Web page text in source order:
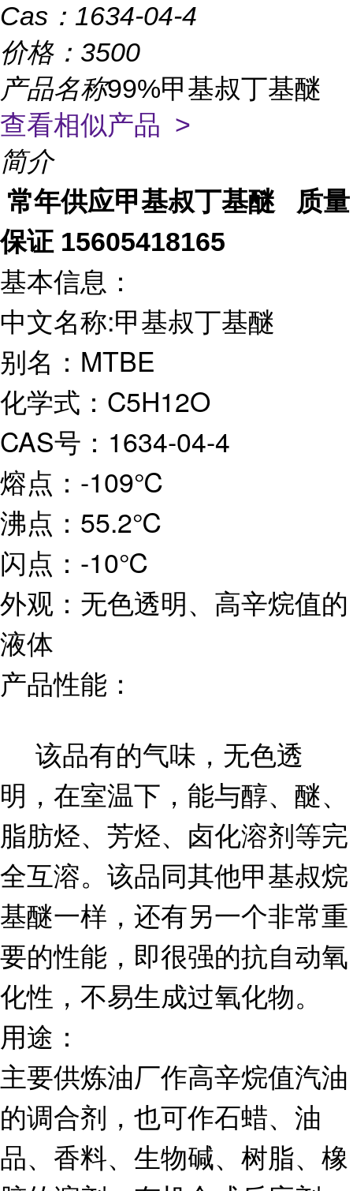
Cas： 1634-04-4
价格： 3500
产品名称99%甲基叔丁基醚
查看相似产品 >
简介
常年供应甲基叔丁基醚 质量
保证 15605418165
基本信息：
中文名称:甲基叔丁基醚
别名：MTBE
化学式：C5H12O
CAS号：1634-04-4
熔点：-109℃
沸点：55.2℃
闪点：-10℃
外观：无色透明、高辛烷值的
液体
产品性能：
该品有的气味，无色透
明，在室温下，能与醇、醚、
脂肪烃、芳烃、卤化溶剂等完
全互溶。该品同其他甲基叔烷
基醚一样，还有另一个非常重
要的性能，即很强的抗自动氧
化性，不易生成过氧化物。
用途：
主要供炼油厂作高辛烷值汽油
的调合剂，也可作石蜡、油
品、香料、生物碱、树脂、橡